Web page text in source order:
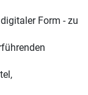
Form - zu